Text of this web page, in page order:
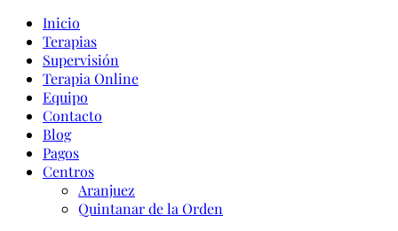
Inicio
Terapias
Supervisión
Terapia Online
Equipo
Contacto
Blog
Pagos
Centros
Aranjuez
Quintanar de la Orden